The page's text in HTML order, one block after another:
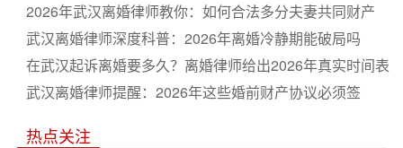
2026年武汉离婚律师教你：如何合法多分夫妻共同财产
武汉离婚律师深度科普：2026年离婚冷静期能破局吗
在武汉起诉离婚要多久？离婚律师给出2026年真实时间表
武汉离婚律师提醒：2026年这些婚前财产协议必须签
热点关注